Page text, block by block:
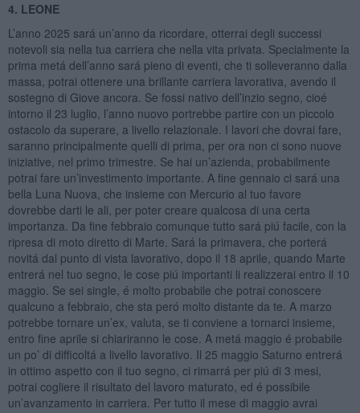
4. LEONE
L’anno 2025 sará un’anno da ricordare, otterrai degli successi
notevoli sia nella tua carriera che nella vita privata. Specialmente la
prima metá dell’anno sará pieno di eventi, che ti solleveranno dalla
massa, potrai ottenere una brillante carriera lavorativa, avendo il
sostegno di Giove ancora. Se fossi nativo dell’inzio segno, cioé
intorno il 23 luglio, l’anno nuovo portrebbe partire con un piccolo
ostacolo da superare, a livello relazionale. I lavori che dovrai fare,
saranno principalmente quelli di prima, per ora non ci sono nuove
iniziative, nel primo trimestre. Se hai un’azienda, probabilmente
potrai fare un’investimento importante. A fine gennaio ci sará una
bella Luna Nuova, che insieme con Mercurio al tuo favore
dovrebbe darti le ali, per poter creare qualcosa di una certa
importanza. Da fine febbraio comunque tutto sará piú facile, con la
ripresa di moto diretto di Marte. Sará la primavera, che porterá
novitá dal punto di vista lavorativo, dopo il 18 aprile, quando Marte
entrerá nel tuo segno, le cose piú importanti li realizzerai entro il 10
maggio. Se sei single, é molto probabile che potrai conoscere
qualcuno a febbraio, che sta peró molto distante da te. A marzo
potrebbe tornare un’ex, valuta, se ti conviene a tornarci insieme,
entro fine aprile si chiariranno le cose. A metá maggio é probabile
un po’ di difficoltá a livello lavorativo. Il 25 maggio Saturno entrerá
in ottimo aspetto con il tuo segno, ci rimarrá per piú di 3 mesi,
potrai cogliere il risultato del lavoro maturato, ed é possibile
un’avanzamento in carriera. Per tutto il mese di maggio avrai